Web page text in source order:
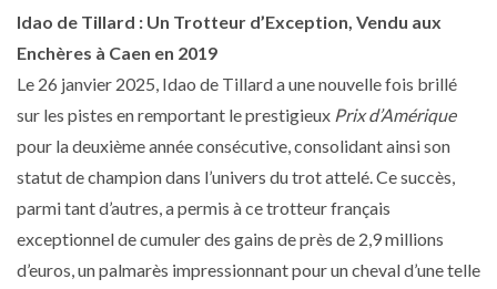
Idao de Tillard : Un Trotteur d’Exception, Vendu aux
Enchères à Caen en 2019
Le 26 janvier 2025, Idao de Tillard a une nouvelle fois brillé
sur les pistes en remportant le prestigieux Prix d’Amérique
pour la deuxième année consécutive, consolidant ainsi son
statut de champion dans l’univers du trot attelé. Ce succès,
parmi tant d’autres, a permis à ce trotteur français
exceptionnel de cumuler des gains de près de 2,9 millions
d’euros, un palmarès impressionnant pour un cheval d’une telle